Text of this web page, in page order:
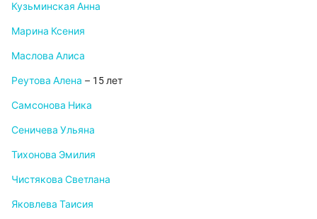
Кузьминская Анна
Марина Ксения
Маслова Алиса
Реутова Алена – 15 лет
Самсонова Ника
Сеничева Ульяна
Тихонова Эмилия
Чистякова Светлана
Яковлева Таисия